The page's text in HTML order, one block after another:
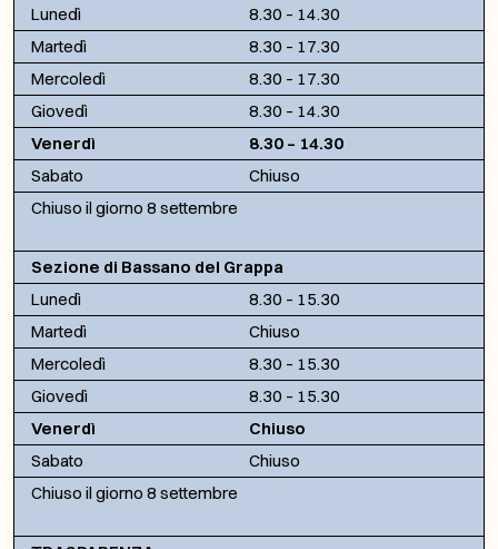
Lunedì
8.30 – 14.30
Martedì
8.30 – 17.30
Mercoledì
8.30 – 17.30
Giovedì
8.30 – 14.30
Venerdì
8.30 – 14.30
Sabato
Chiuso
Chiuso il giorno 8 settembre
Sezione di Bassano del Grappa
Lunedì
8.30 – 15.30
Martedì
Chiuso
Mercoledì
8.30 – 15.30
Giovedì
8.30 – 15.30
Venerdì
Chiuso
Sabato
Chiuso
Chiuso il giorno 8 settembre